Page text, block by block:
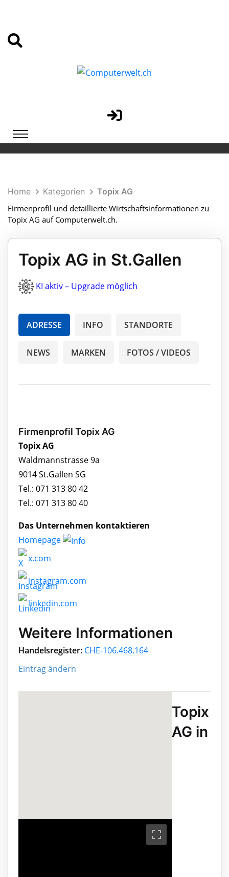
Home Kategorien
Topix AG
Firmenprofil und detaillierte Wirtschaftsinformationen zu
Topix AG auf Computerwelt.ch.
Topix AG in St.Gallen
KI aktiv – Upgrade möglich
ADRESSE INFO STANDORTE
NEWS MARKEN FOTOS / VIDEOS
Firmenprofil Topix AG
Topix AG
Waldmannstrasse 9a
9014 St.Gallen SG
Tel.: 071 313 80 42
Tel.: 071 313 80 40
Das Unternehmen kontaktieren
Homepage
x.com
instagram.com
linkedin.com
Weitere Informationen
Handelsregister: CHE-106.468.164
Eintrag ändern
Topix
AG in